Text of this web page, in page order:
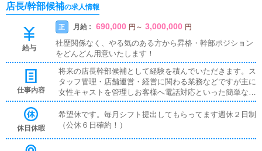
店長/幹部候補の求人情報
給与
正 月給 : 690,000 円 ～ 3,000,000 円
社歴関係なく、やる気のある方から昇格・幹部ポジション
をどんどん用意いたします！
仕事内容
将来の店長幹部候補として経験を積んでいただきます。ス
タッフ管理・店舗運営・経営に関わる業務などですが主に
女性キャストを管理しお客様へ電話対応といった簡単なお
仕事になります。
休日休暇
希望休です。毎月シフト提出してもらってます週休２日制
（公休６日確約！）